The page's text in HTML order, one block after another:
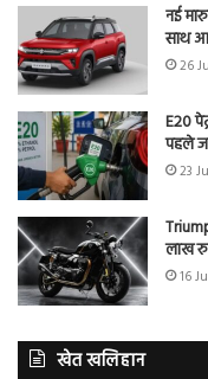
नई
साथ
26
E20
पहले
23
लाख
16
खेत खलिहान